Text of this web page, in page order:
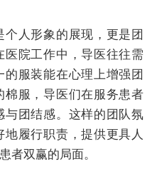
人形象的展现，更是团
医院工作中，导医往往需
服装能在心理上增强团
棉服，导医们在服务患者
与团结感。这样的团队氛
履行职责，提供更具人
者双赢的局面。